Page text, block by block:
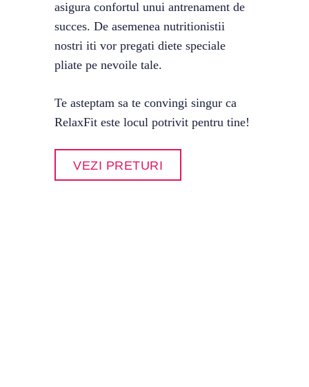
asigura confortul unui antrenament de
succes. De asemenea nutritionistii
nostri iti vor pregati diete speciale
pliate pe nevoile tale.
Te asteptam sa te convingi singur ca
RelaxFit este locul potrivit pentru tine!
VEZI PRETURI